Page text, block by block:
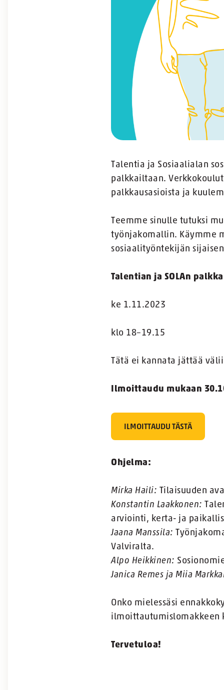
Talentia ja Sosiaalialan
palkkailtaan.
palkkausasioista ja
Teemme sinulle tutuksi
työnjakomallin. Käymme
sosiaalityöntekijän
Talentian ja SOLAn
ke 1.11.2023
klo 18–19.15
Tätä ei kannata jättää
Ilmoittaudu mukaan
ILMOITTAUDU TÄSTÄ
Ohjelma:
Mirka Haili: Tilaisuuden
Konstantin Laakkonen:
arviointi, kerta- ja
Jaana Manssila:
Valviralta.
Alpo Heikkinen:
Janica Remes ja Miia
Onko mielessäsi
ilmoittautumislomakkeen
Tervetuloa!